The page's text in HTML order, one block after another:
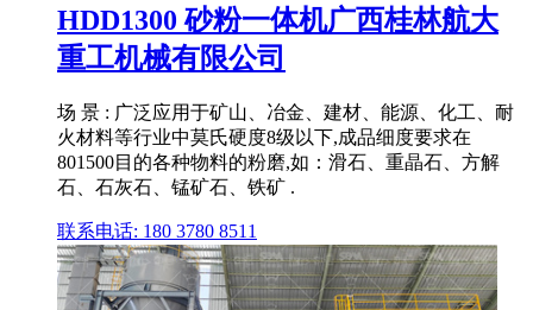
HDD1300 砂粉一体机广西桂林航大
重工机械有限公司
场 景 : 广泛应用于矿山、冶金、建材、能源、化工、耐
火材料等行业中莫氏硬度8级以下,成品细度要求在
801500目的各种物料的粉磨,如：滑石、重晶石、方解
石、石灰石、锰矿石、铁矿 .
联系电话: 180 3780 8511